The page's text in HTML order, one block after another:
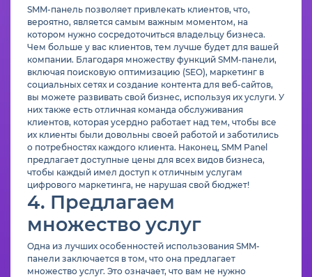
SMM-панель позволяет привлекать клиентов, что,
вероятно, является самым важным моментом, на
котором нужно сосредоточиться владельцу бизнеса.
Чем больше у вас клиентов, тем лучше будет для вашей
компании. Благодаря множеству функций SMM-панели,
включая поисковую оптимизацию (SEO), маркетинг в
социальных сетях и создание контента для веб-сайтов,
вы можете развивать свой бизнес, используя их услуги. У
них также есть отличная команда обслуживания
клиентов, которая усердно работает над тем, чтобы все
их клиенты были довольны своей работой и заботились
о потребностях каждого клиента. Наконец, SMM Panel
предлагает доступные цены для всех видов бизнеса,
чтобы каждый имел доступ к отличным услугам
цифрового маркетинга, не нарушая свой бюджет!
4. Предлагаем
множество услуг
Одна из лучших особенностей использования SMM-
панели заключается в том, что она предлагает
множество услуг. Это означает, что вам не нужно